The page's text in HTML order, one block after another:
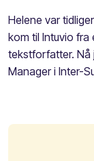
Helene var
kom til Intuvio
tekstforfatter. Nå
Manager i Inter-